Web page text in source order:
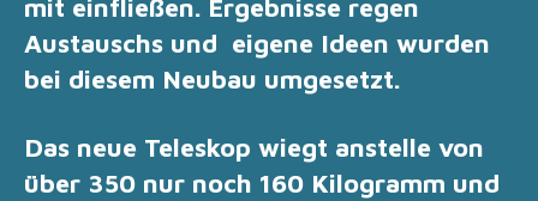
mit einfließen. Ergebnisse regen
Austauschs und eigene Ideen wurden
bei diesem Neubau umgesetzt.
Das neue Teleskop wiegt anstelle von
über 350 nur noch 160 Kilogramm und